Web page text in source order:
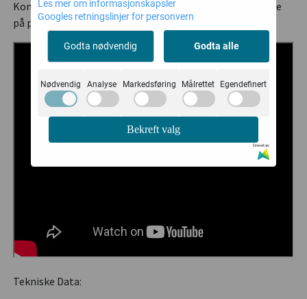
Kontrollpanelet er momtert på selve boblebadet og ikke
på pumpa slik bildet viser.
Tekniske Data:
Les mer om informasjonskapsler
Googles retningslinjer for personvern
Godta nødvendig Godta alle
Nødvendig Analyse Markedsføring Målrettet Egendefinert
Bekreft valg
Drevet av